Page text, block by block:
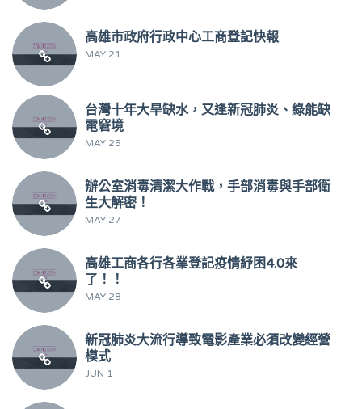
高雄市政府行政中心工商登記快報
MAY 21
台灣十年大旱缺水，又逢新冠肺炎、綠能缺
電窘境
MAY 25
辦公室消毒清潔大作戰，手部消毒與手部衛
生大解密！
MAY 27
高雄工商各行各業登記疫情紓困4.0來
了！！
MAY 28
新冠肺炎大流行導致電影產業必須改變經營
模式
JUN 1